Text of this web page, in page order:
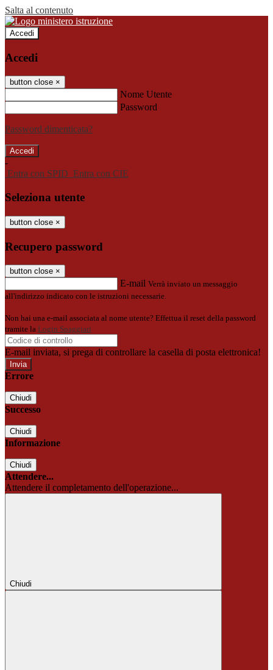
Salta al contenuto
Accedi
Accedi
button close ×
Nome Utente
Password
Password dimenticata?
-
Entra con SPID Entra con CIE
Seleziona utente
button close ×
Recupero password
button close ×
E-mail Verrà inviato un messaggio
all'indirizzo indicato con le istruzioni necessarie.
Non hai una e-mail associata al nome utente? Effettua il reset della password
tramite la Login Spaggiari
E-mail inviata, si prega di controllare la casella di posta elettronica!
Errore
Chiudi
Successo
Chiudi
Informazione
Chiudi
Attendere...
Attendere il completamento dell'operazione...
Chiudi